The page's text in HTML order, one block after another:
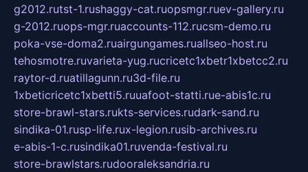
g2012.rutst-1.rushaggy-cat.ruopsmgr.ruev-gallery.ru
g-2012.ruops-mgr.ruaccounts-112.rucsm-demo.ru
poka-vse-doma2.ruairgungames.ruallseo-host.ru
tehosmotre.ruvarieta-yug.rucricetc1xbetr1xbetcc2.ru
raytor-d.ruatillagunn.ru3d-file.ru
1xbeticricetc1xbetti5.ruuafoot-statti.rue-abis1c.ru
store-brawl-stars.rukts-services.rudark-sand.ru
sindika-01.rusp-life.rux-legion.rusib-archives.ru
e-abis-1-c.rusindika01.ruvenda-festival.ru
store-brawlstars.rudooraleksandria.ru